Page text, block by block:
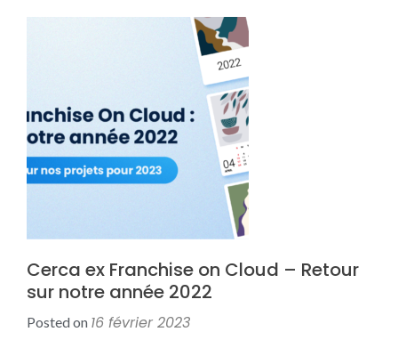
Cerca ex Franchise on Cloud – Retour
sur notre année 2022
Posted on 16 février 2023